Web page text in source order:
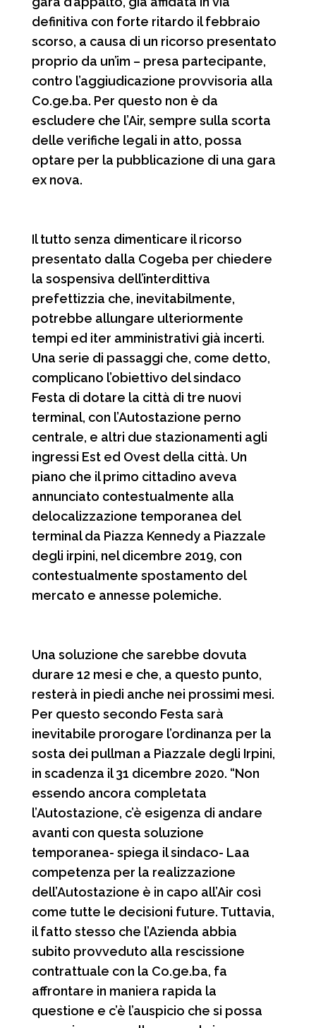
definitiva con forte ritardo il febbraio
scorso, a causa di un ricorso presentato
proprio da un’im – presa partecipante,
contro l’aggiudicazione provvisoria alla
Co.ge.ba. Per questo non è da
escludere che l’Air, sempre sulla scorta
delle verifiche legali in atto, possa
optare per la pubblicazione di una gara
ex nova.
Il tutto senza dimenticare il ricorso
presentato dalla Cogeba per chiedere
la sospensiva dell’interdittiva
prefettizzia che, inevitabilmente,
potrebbe allungare ulteriormente
tempi ed iter amministrativi già incerti.
Una serie di passaggi che, come detto,
complicano l’obiettivo del sindaco
Festa di dotare la città di tre nuovi
terminal, con l’Autostazione perno
centrale, e altri due stazionamenti agli
ingressi Est ed Ovest della città. Un
piano che il primo cittadino aveva
annunciato contestualmente alla
delocalizzazione temporanea del
terminal da Piazza Kennedy a Piazzale
degli irpini, nel dicembre 2019, con
contestualmente spostamento del
mercato e annesse polemiche.
Una soluzione che sarebbe dovuta
durare 12 mesi e che, a questo punto,
resterà in piedi anche nei prossimi mesi.
Per questo secondo Festa sarà
inevitabile prorogare l’ordinanza per la
sosta dei pullman a Piazzale degli Irpini,
in scadenza il 31 dicembre 2020. “Non
essendo ancora completata
l’Autostazione, c’è esigenza di andare
avanti con questa soluzione
temporanea- spiega il sindaco- Laa
competenza per la realizzazione
dell’Autostazione è in capo all’Air così
come tutte le decisioni future. Tuttavia,
il fatto stesso che l’Azienda abbia
subito provveduto alla rescissione
contrattuale con la Co.ge.ba, fa
affrontare in maniera rapida la
questione e c’è l’auspicio che si possa